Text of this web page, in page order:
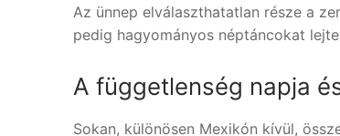
Az ünnep elválaszthatatlan része a
pedig hagyományos néptáncokat
A függetlenség napja
Sokan, különösen Mexikón kívül,